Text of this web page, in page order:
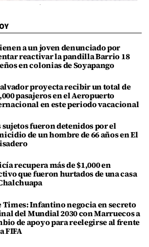
a un joven denunciado por
reactivar la pandilla Barrio 18
en colonias de Soyapango
proyecta recibir un total de
pasajeros en el Aeropuerto
en este periodo vacacional
sujetos fueron detenidos por el
de un hombre de 66 años en El
recupera más de $1,000 en
que fueron hurtados de una casa
Times: Infantino negocia en secreto
del Mundial 2030 con Marruecos a
de apoyo para reelegirse al frente
FIFA